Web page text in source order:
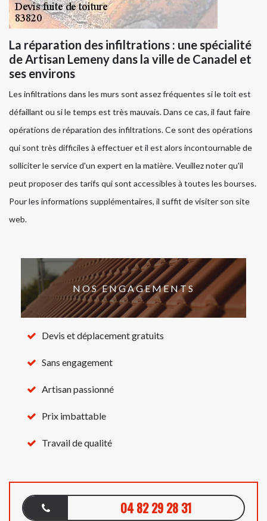
La réparation des infiltrations : une spécialité
de Artisan Lemeny dans la ville de Canadel et
ses environs
Les infiltrations dans les murs sont assez fréquentes si le toit est
défaillant ou si le temps est très mauvais. Dans ce cas, il faut faire
opérations de réparation des infiltrations. Ce sont des opérations
qui sont très difficiles à effectuer et il est alors incontournable de
solliciter le service d'un expert en la matière. Veuillez noter qu'il
peut proposer des tarifs qui sont accessibles à toutes les bourses.
Pour les informations supplémentaires, il suffit de visiter son site
web.
NOS ENGAGEMENTS
Devis et déplacement gratuits
Sans engagement
Artisan passionné
Prix imbattable
Travail de qualité
04 82 29 28 31